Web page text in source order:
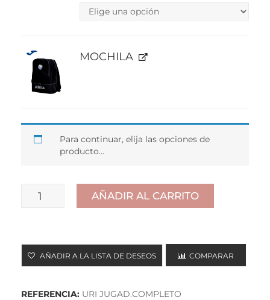
MOCHILA
Para continuar, elija las opciones de
producto…
PACK
JUGADORES
cantidad
AÑADIR AL CARRITO
AÑADIR A LA LISTA DE DESEOS COMPARAR
REFERENCIA: URI JUGAD.COMPLETO